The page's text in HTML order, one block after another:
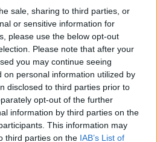
sale, sharing to third parties, or
or sensitive information for
please use the below opt-out
Please note that after your
you may continue seeing
on personal information utilized by
disclosed to third parties prior to
opt-out of the further
information by third parties on the
This information may
third parties on the IAB’s List of
τον Γιάννη
Β.Σ. Καρούλιας: Τζίρος 98,7
εκατ. ευρώ και αύξηση κερδών
57% - Τα νέα στοιχήματα σε
low & non alcohol